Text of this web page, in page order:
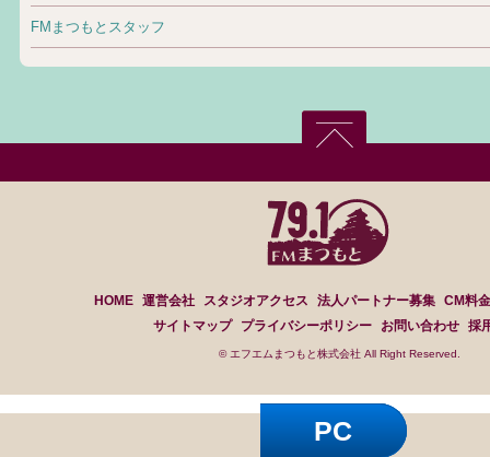
FMまつもとスタッフ
HOME 運営会社 スタジオアクセス 法人パートナー募集 CM料
サイトマップ
プライバシーポリシー お問い合わせ 採
© エフエムまつもと株式会社 All Right Reserved.
PC